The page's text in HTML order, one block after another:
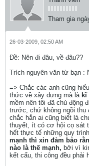
Tham gia
26-03-2009, 02:50 AM
Ðề: Nên đi đâu, về đâu??
Trích nguyên văn từ bạn :
=> Chắc các anh cũng
thức về xây dựng mà là kĩ
mềm nên tôi đã chủ động
trước, chứ không ngồi
chắc hẳn ai cũng biết là
thuyết, ít có cơ hội cọ sát
hết thực tế những quy
mạnh thì xin đảm bảo
nào là thế mạnh, bởi vì
kết cấu, thi công đều phải